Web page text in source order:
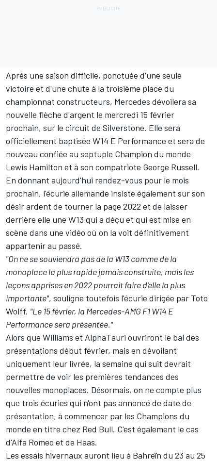
Après une saison difficile, ponctuée d'une seule
victoire et d'une chute à la troisième place du
championnat constructeurs, Mercedes dévoilera sa
nouvelle flèche d'argent le mercredi 15 février
prochain, sur le circuit de Silverstone. Elle sera
officiellement baptisée W14 E Performance et sera de
nouveau confiée au septuple Champion du monde
Lewis Hamilton et à son compatriote George Russell.
En donnant aujourd'hui rendez-vous pour le mois
prochain, l'écurie allemande insiste également sur son
désir ardent de tourner la page 2022 et de laisser
derrière elle une W13 qui a déçu et qui est mise en
scène dans une vidéo où on la voit définitivement
appartenir au passé.
"On ne se souviendra pas de la W13 comme de la
monoplace la plus rapide jamais construite, mais les
leçons apprises en 2022 pourrait faire d'elle la plus
importante", souligne toutefois l'écurie dirigée par Toto
Wolff. "Le 15 février, la Mercedes-AMG F1 W14 E
Performance sera présentée."
Alors que Williams et AlphaTauri ouvriront le bal des
présentations début février, mais en dévoilant
uniquement leur livrée, la semaine qui suit devrait
permettre de voir les premières tendances des
nouvelles monoplaces. Désormais, on ne compte plus
que trois écuries qui n'ont pas annoncé de date de
présentation, à commencer par les Champions du
monde en titre chez Red Bull. C'est également le cas
d'Alfa Romeo et de Haas.
Les essais hivernaux auront lieu à Bahreïn du 23 au 25